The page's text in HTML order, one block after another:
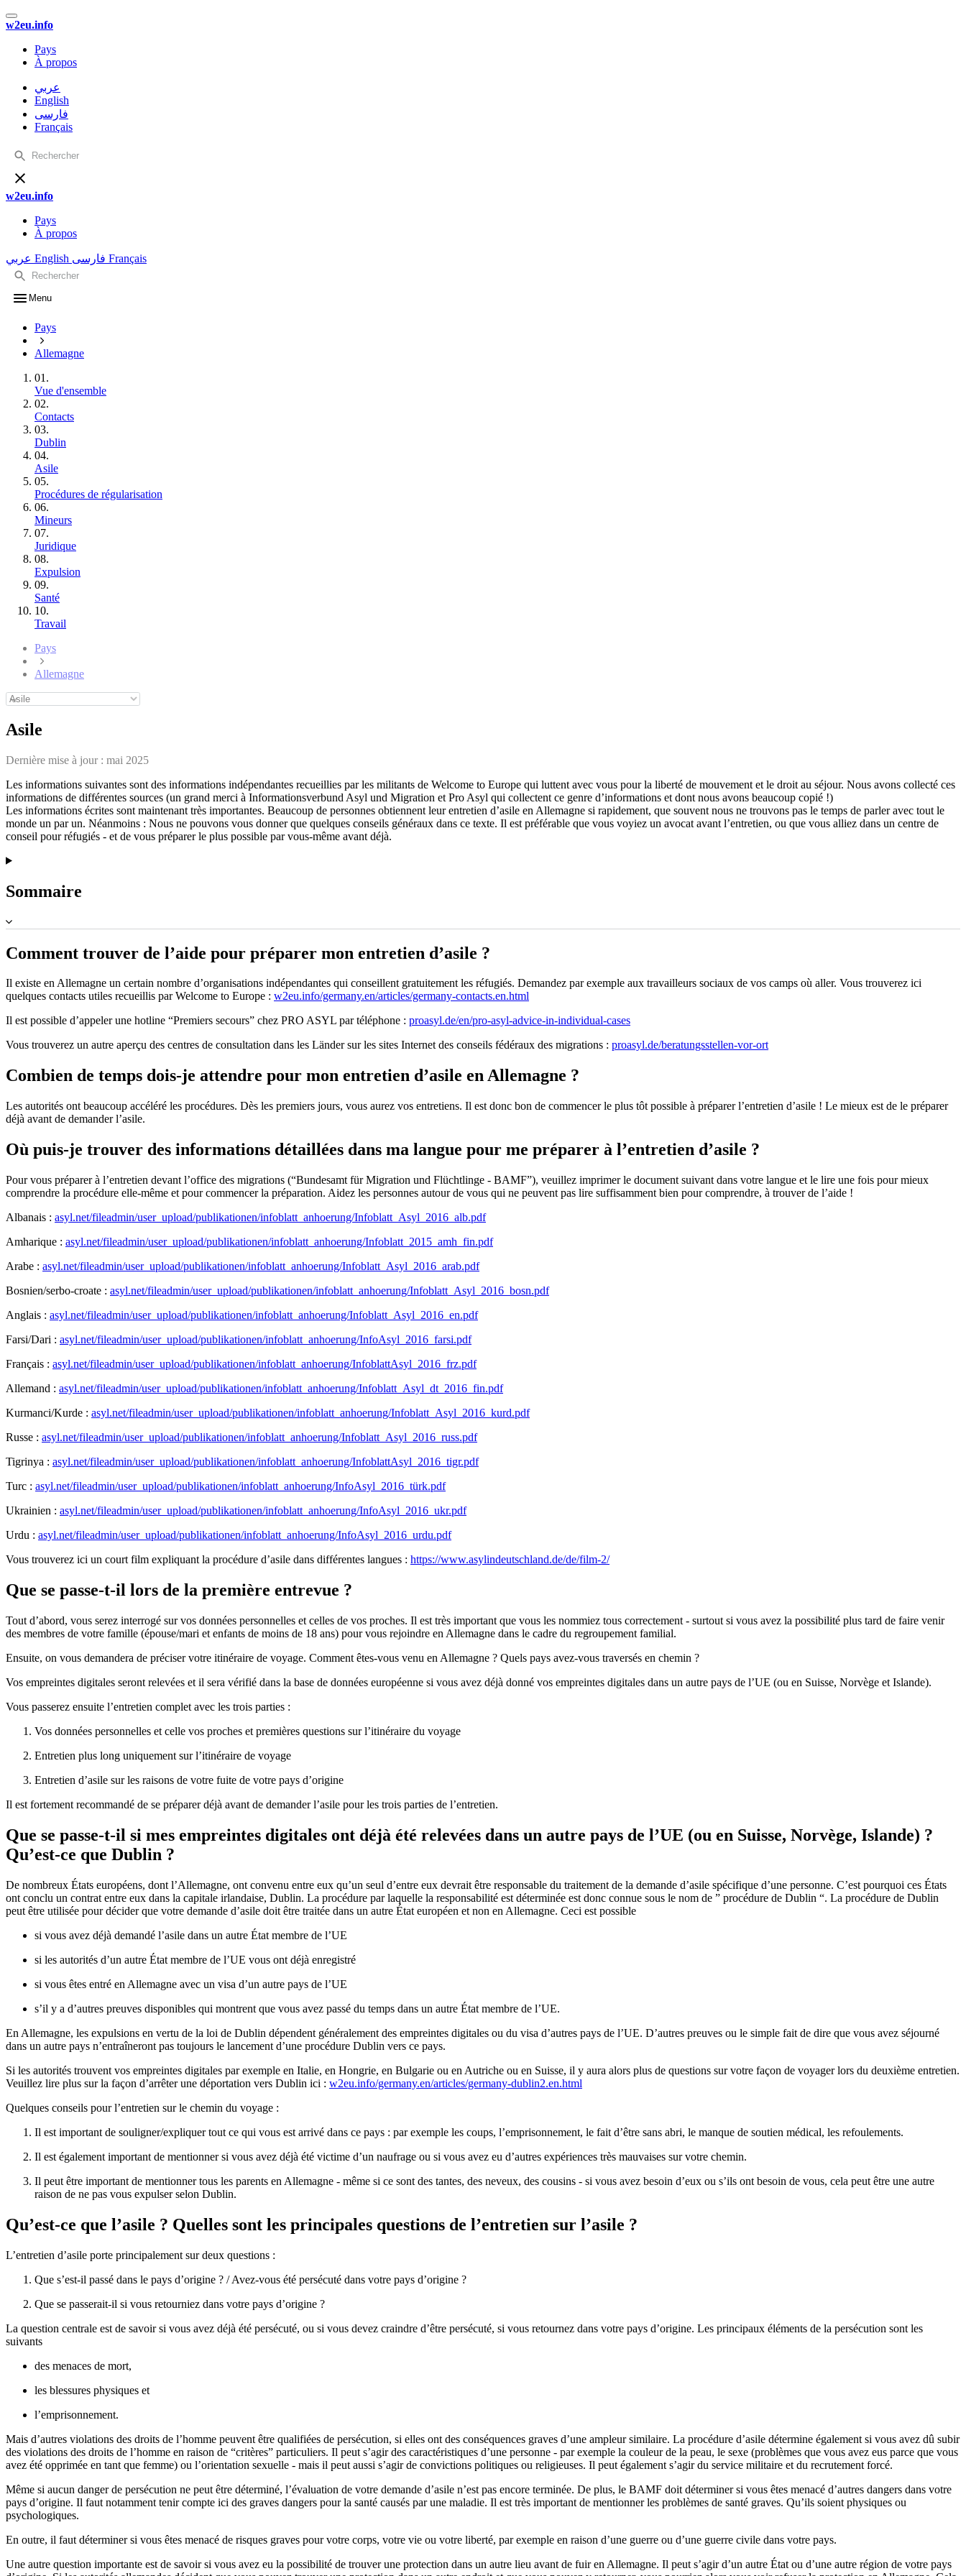
w2eu.info
Pays
À propos
عربي
English
فارسی
Français
w2eu.info
Pays
À propos
عربي English فارسی Français
Menu
Pays
Allemagne
01.
Vue d'ensemble
02.
Contacts
03.
Dublin
04.
Asile
05.
Procédures de régularisation
06.
Mineurs
07.
Juridique
08.
Expulsion
09.
Santé
10.
Travail
Pays
Allemagne
Asile
Dernière mise à jour : mai 2025
Les informations suivantes sont des informations indépendantes recueillies par les militants de Welcome to Europe qui luttent avec vous pour la liberté de mouvement et le droit au séjour. Nous avons collecté ces
informations de différentes sources (un grand merci à Informationsverbund Asyl und Migration et Pro Asyl qui collectent ce genre d’informations et dont nous avons beaucoup copié !)
Les informations écrites sont maintenant très importantes. Beaucoup de personnes obtiennent leur entretien d’asile en Allemagne si rapidement, que souvent nous ne trouvons pas le temps de parler avec tout le
monde un par un. Néanmoins : Nous ne pouvons vous donner que quelques conseils généraux dans ce texte. Il est préférable que vous voyiez un avocat avant l’entretien, ou que vous alliez dans un centre de
conseil pour réfugiés - et de vous préparer le plus possible par vous-même avant déjà.
Sommaire
Comment trouver de l’aide pour préparer mon entretien d’asile ?
Il existe en Allemagne un certain nombre d’organisations indépendantes qui conseillent gratuitement les réfugiés. Demandez par exemple aux travailleurs sociaux de vos camps où aller. Vous trouverez ici
quelques contacts utiles recueillis par Welcome to Europe : w2eu.info/germany.en/articles/germany-contacts.en.html
Il est possible d’appeler une hotline “Premiers secours” chez PRO ASYL par téléphone : proasyl.de/en/pro-asyl-advice-in-individual-cases
Vous trouverez un autre aperçu des centres de consultation dans les Länder sur les sites Internet des conseils fédéraux des migrations : proasyl.de/beratungsstellen-vor-ort
Combien de temps dois-je attendre pour mon entretien d’asile en Allemagne ?
Les autorités ont beaucoup accéléré les procédures. Dès les premiers jours, vous aurez vos entretiens. Il est donc bon de commencer le plus tôt possible à préparer l’entretien d’asile ! Le mieux est de le préparer
déjà avant de demander l’asile.
Où puis-je trouver des informations détaillées dans ma langue pour me préparer à l’entretien d’asile ?
Pour vous préparer à l’entretien devant l’office des migrations (“Bundesamt für Migration und Flüchtlinge - BAMF”), veuillez imprimer le document suivant dans votre langue et le lire une fois pour mieux
comprendre la procédure elle-même et pour commencer la préparation. Aidez les personnes autour de vous qui ne peuvent pas lire suffisamment bien pour comprendre, à trouver de l’aide !
Albanais : asyl.net/fileadmin/user_upload/publikationen/infoblatt_anhoerung/Infoblatt_Asyl_2016_alb.pdf
Amharique : asyl.net/fileadmin/user_upload/publikationen/infoblatt_anhoerung/Infoblatt_2015_amh_fin.pdf
Arabe : asyl.net/fileadmin/user_upload/publikationen/infoblatt_anhoerung/Infoblatt_Asyl_2016_arab.pdf
Bosnien/serbo-croate : asyl.net/fileadmin/user_upload/publikationen/infoblatt_anhoerung/Infoblatt_Asyl_2016_bosn.pdf
Anglais : asyl.net/fileadmin/user_upload/publikationen/infoblatt_anhoerung/Infoblatt_Asyl_2016_en.pdf
Farsi/Dari : asyl.net/fileadmin/user_upload/publikationen/infoblatt_anhoerung/InfoAsyl_2016_farsi.pdf
Français : asyl.net/fileadmin/user_upload/publikationen/infoblatt_anhoerung/InfoblattAsyl_2016_frz.pdf
Allemand : asyl.net/fileadmin/user_upload/publikationen/infoblatt_anhoerung/Infoblatt_Asyl_dt_2016_fin.pdf
Kurmanci/Kurde : asyl.net/fileadmin/user_upload/publikationen/infoblatt_anhoerung/Infoblatt_Asyl_2016_kurd.pdf
Russe : asyl.net/fileadmin/user_upload/publikationen/infoblatt_anhoerung/Infoblatt_Asyl_2016_russ.pdf
Tigrinya : asyl.net/fileadmin/user_upload/publikationen/infoblatt_anhoerung/InfoblattAsyl_2016_tigr.pdf
Turc : asyl.net/fileadmin/user_upload/publikationen/infoblatt_anhoerung/InfoAsyl_2016_türk.pdf
Ukrainien : asyl.net/fileadmin/user_upload/publikationen/infoblatt_anhoerung/InfoAsyl_2016_ukr.pdf
Urdu : asyl.net/fileadmin/user_upload/publikationen/infoblatt_anhoerung/InfoAsyl_2016_urdu.pdf
Vous trouverez ici un court film expliquant la procédure d’asile dans différentes langues : https://www.asylindeutschland.de/de/film-2/
Que se passe-t-il lors de la première entrevue ?
Tout d’abord, vous serez interrogé sur vos données personnelles et celles de vos proches. Il est très important que vous les nommiez tous correctement - surtout si vous avez la possibilité plus tard de faire venir
des membres de votre famille (épouse/mari et enfants de moins de 18 ans) pour vous rejoindre en Allemagne dans le cadre du regroupement familial.
Ensuite, on vous demandera de préciser votre itinéraire de voyage. Comment êtes-vous venu en Allemagne ? Quels pays avez-vous traversés en chemin ?
Vos empreintes digitales seront relevées et il sera vérifié dans la base de données européenne si vous avez déjà donné vos empreintes digitales dans un autre pays de l’UE (ou en Suisse, Norvège et Islande).
Vous passerez ensuite l’entretien complet avec les trois parties :
Vos données personnelles et celle vos proches et premières questions sur l’itinéraire du voyage
Entretien plus long uniquement sur l’itinéraire de voyage
Entretien d’asile sur les raisons de votre fuite de votre pays d’origine
Il est fortement recommandé de se préparer déjà avant de demander l’asile pour les trois parties de l’entretien.
Que se passe-t-il si mes empreintes digitales ont déjà été relevées dans un autre pays de l’UE (ou en Suisse, Norvège, Islande) ?
Qu’est-ce que Dublin ?
De nombreux États européens, dont l’Allemagne, ont convenu entre eux qu’un seul d’entre eux devrait être responsable du traitement de la demande d’asile spécifique d’une personne. C’est pourquoi ces États
ont conclu un contrat entre eux dans la capitale irlandaise, Dublin. La procédure par laquelle la responsabilité est déterminée est donc connue sous le nom de ” procédure de Dublin “. La procédure de Dublin
peut être utilisée pour décider que votre demande d’asile doit être traitée dans un autre État européen et non en Allemagne. Ceci est possible
si vous avez déjà demandé l’asile dans un autre État membre de l’UE
si les autorités d’un autre État membre de l’UE vous ont déjà enregistré
si vous êtes entré en Allemagne avec un visa d’un autre pays de l’UE
s’il y a d’autres preuves disponibles qui montrent que vous avez passé du temps dans un autre État membre de l’UE.
En Allemagne, les expulsions en vertu de la loi de Dublin dépendent généralement des empreintes digitales ou du visa d’autres pays de l’UE. D’autres preuves ou le simple fait de dire que vous avez séjourné
dans un autre pays n’entraîneront pas toujours le lancement d’une procédure Dublin vers ce pays.
Si les autorités trouvent vos empreintes digitales par exemple en Italie, en Hongrie, en Bulgarie ou en Autriche ou en Suisse, il y aura alors plus de questions sur votre façon de voyager lors du deuxième entretien.
Veuillez lire plus sur la façon d’arrêter une déportation vers Dublin ici : w2eu.info/germany.en/articles/germany-dublin2.en.html
Quelques conseils pour l’entretien sur le chemin du voyage :
Il est important de souligner/expliquer tout ce qui vous est arrivé dans ce pays : par exemple les coups, l’emprisonnement, le fait d’être sans abri, le manque de soutien médical, les refoulements.
Il est également important de mentionner si vous avez déjà été victime d’un naufrage ou si vous avez eu d’autres expériences très mauvaises sur votre chemin.
Il peut être important de mentionner tous les parents en Allemagne - même si ce sont des tantes, des neveux, des cousins - si vous avez besoin d’eux ou s’ils ont besoin de vous, cela peut être une autre
raison de ne pas vous expulser selon Dublin.
Qu’est-ce que l’asile ? Quelles sont les principales questions de l’entretien sur l’asile ?
L’entretien d’asile porte principalement sur deux questions :
Que s’est-il passé dans le pays d’origine ? / Avez-vous été persécuté dans votre pays d’origine ?
Que se passerait-il si vous retourniez dans votre pays d’origine ?
La question centrale est de savoir si vous avez déjà été persécuté, ou si vous devez craindre d’être persécuté, si vous retournez dans votre pays d’origine. Les principaux éléments de la persécution sont les
suivants
des menaces de mort,
les blessures physiques et
l’emprisonnement.
Mais d’autres violations des droits de l’homme peuvent être qualifiées de persécution, si elles ont des conséquences graves d’une ampleur similaire. La procédure d’asile détermine également si vous avez dû subir
des violations des droits de l’homme en raison de “critères” particuliers. Il peut s’agir des caractéristiques d’une personne - par exemple la couleur de la peau, le sexe (problèmes que vous avez eus parce que vous
avez été opprimée en tant que femme) ou l’orientation sexuelle - mais il peut aussi s’agir de convictions politiques ou religieuses. Il peut également s’agir du service militaire et du recrutement forcé.
Même si aucun danger de persécution ne peut être déterminé, l’évaluation de votre demande d’asile n’est pas encore terminée. De plus, le BAMF doit déterminer si vous êtes menacé d’autres dangers dans votre
pays d’origine. Il faut notamment tenir compte ici des graves dangers pour la santé causés par une maladie. Il est très important de mentionner les problèmes de santé graves. Qu’ils soient physiques ou
psychologiques.
En outre, il faut déterminer si vous êtes menacé de risques graves pour votre corps, votre vie ou votre liberté, par exemple en raison d’une guerre ou d’une guerre civile dans votre pays.
Une autre question importante est de savoir si vous avez eu la possibilité de trouver une protection dans un autre lieu avant de fuir en Allemagne. Il peut s’agir d’un autre État ou d’une autre région de votre pays